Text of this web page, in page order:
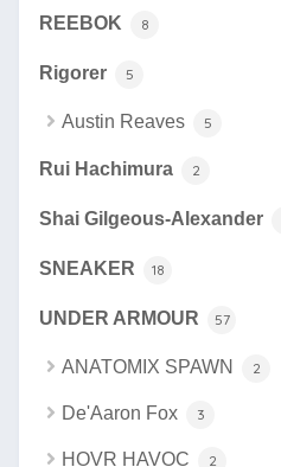
REEBOK 8
Rigorer 5
Austin Reaves 5
Rui Hachimura 2
Shai Gilgeous-Alexander
SNEAKER 18
UNDER ARMOUR 57
ANATOMIX SPAWN 2
De'Aaron Fox 3
HOVR HAVOC 2